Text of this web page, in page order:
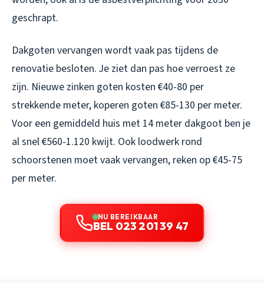
geschrapt.
Dakgoten vervangen wordt vaak pas tijdens de
renovatie besloten. Je ziet dan pas hoe verroest ze
zijn. Nieuwe zinken goten kosten €40-80 per
strekkende meter, koperen goten €85-130 per meter.
Voor een gemiddeld huis met 14 meter dakgoot ben je
al snel €560-1.120 kwijt. Ook loodwerk rond
schoorstenen moet vaak vervangen, reken op €45-75
per meter.
NU BEREIKBAAR
BEL 023 201 39 47